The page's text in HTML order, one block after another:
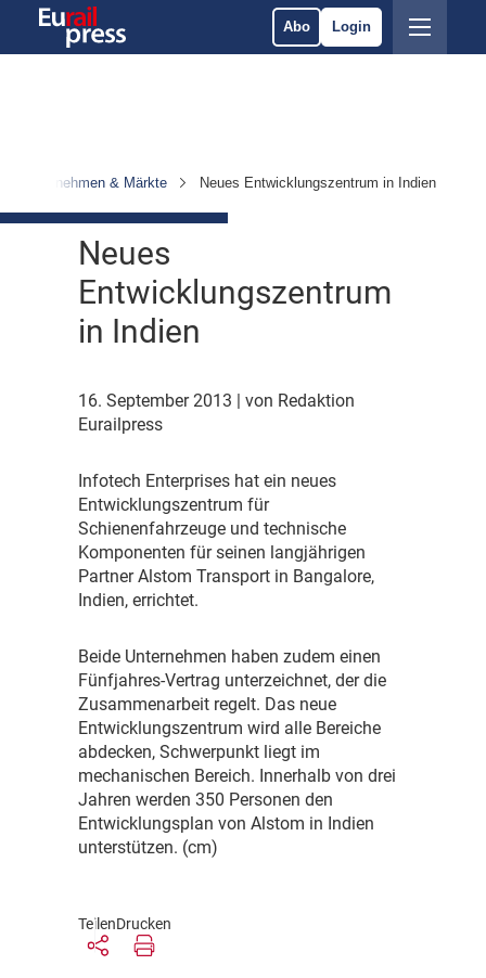
Abo Login
Unternehmen & Märkte Neues Entwicklungszentrum in Indien
Neues
Entwicklungszentrum
in Indien
16. September 2013
| von Redaktion
Eurailpress
nfotech Enterprises hat ein neues
Entwicklungszentrum für
Schienenfahrzeuge und technische
Komponenten für seinen langjährigen
Partner Alstom Transport in Bangalore,
Indien, errichtet.
Beide Unternehmen haben zudem einen
Fünfjahres-Vertrag unterzeichnet, der die
Zusammenarbeit regelt. Das neue
Entwicklungszentrum wird alle Bereiche
abdecken, Schwerpunkt liegt im
mechanischen Bereich. Innerhalb von drei
Jahren werden 350 Personen den
Entwicklungsplan von Alstom in Indien
unterstützen. (cm)
TeilenDrucken